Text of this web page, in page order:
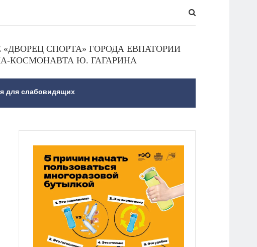
СПОРТА» ГОРОДА ЕВПАТОРИИ
КОСМОНАВТА Ю. ГАГАРИНА
для слабовидящих